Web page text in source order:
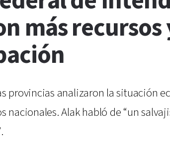
más recursos
provincias analizaron la situación
nacionales. Alak habló de “un